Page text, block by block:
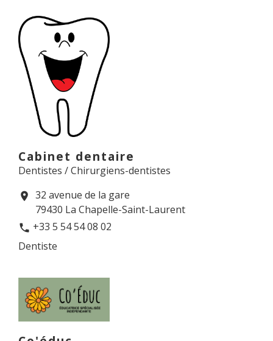
Cabinet dentaire
Dentistes / Chirurgiens-dentistes
location_on 32 avenue de la gare
79430 La Chapelle-Saint-Laurent
phone +33 5 54 54 08 02
Dentiste